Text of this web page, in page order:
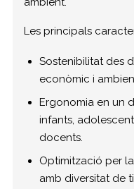
Les principals
Sostenibilitat des
econòmic i
Ergonomia en un
infants,
docents.
Optimització per
amb diversitat de